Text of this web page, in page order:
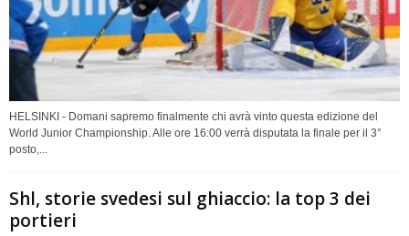
HELSINKI - Domani sapremo finalmente chi avrà vinto questa edizione del
World Junior Championship. Alle ore 16:00 verrà disputata la finale per il 3°
posto,...
Shl, storie svedesi sul ghiaccio: la top 3 dei
portieri